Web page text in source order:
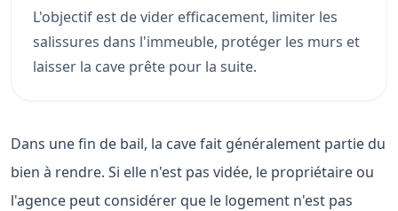
L'objectif est de vider efficacement, limiter les
salissures dans l'immeuble, protéger les murs et
laisser la cave prête pour la suite.
Dans une fin de bail, la cave fait généralement partie du
bien à rendre. Si elle n'est pas vidée, le propriétaire ou
l'agence peut considérer que le logement n'est pas